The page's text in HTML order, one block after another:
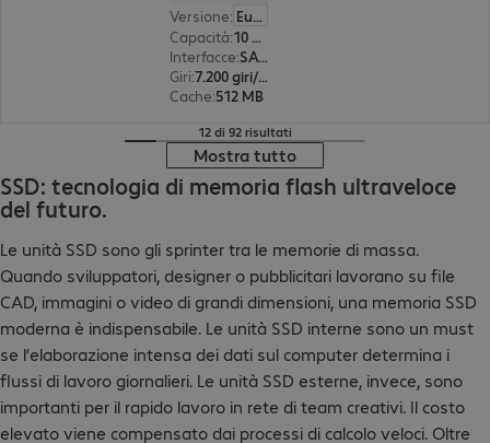
Versione:
Europa
Capacità:
10 TB
Interfacce:
SATA 3.0 (6 Gbit/s) 8,9 cm (3,5")
Giri:
7.200 giri/min.
Cache:512 MB
12 di 92 risultati
Mostra tutto
SSD: tecnologia di memoria flash ultraveloce
del futuro.
Le unità SSD sono gli sprinter tra le memorie di massa.
Quando sviluppatori, designer o pubblicitari lavorano su file
CAD, immagini o video di grandi dimensioni, una memoria SSD
moderna è indispensabile. Le unità SSD interne sono un must
se l’elaborazione intensa dei dati sul computer determina i
flussi di lavoro giornalieri. Le unità SSD esterne, invece, sono
importanti per il rapido lavoro in rete di team creativi. Il costo
elevato viene compensato dai processi di calcolo veloci. Oltre